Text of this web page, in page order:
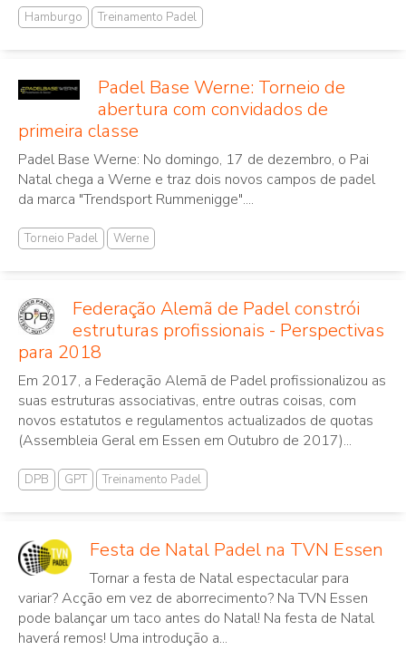
Hamburgo Treinamento Padel
Padel Base Werne: Torneio de
abertura com convidados de
primeira classe
Padel Base Werne: No domingo, 17 de dezembro, o Pai
Natal chega a Werne e traz dois novos campos de padel
da marca "Trendsport Rummenigge"....
Torneio Padel Werne
Federação Alemã de Padel constrói
estruturas profissionais - Perspectivas
para 2018
Em 2017, a Federação Alemã de Padel profissionalizou as
suas estruturas associativas, entre outras coisas, com
novos estatutos e regulamentos actualizados de quotas
(Assembleia Geral em Essen em Outubro de 2017)...
DPB GPT Treinamento Padel
Festa de Natal Padel na TVN Essen
Tornar a festa de Natal espectacular para
variar? Acção em vez de aborrecimento? Na TVN Essen
pode balançar um taco antes do Natal! Na festa de Natal
haverá remos! Uma introdução a...